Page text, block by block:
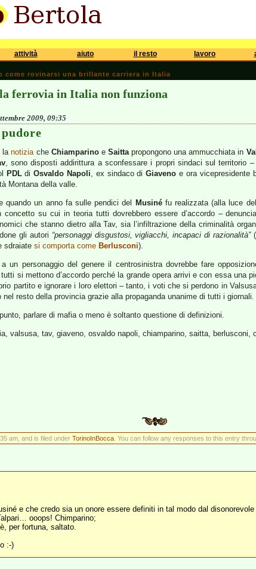
attività aiuto il resto lavoro
come rovinarsi una brillante carriera in Italia
ferrovia in Italia non funziona
2009, 09:35
pudore
lanotiziache Chiamparinoe Saittapropongono una ammucchiata in
, sono disposti addirittura a sconfessare i propri sindaci sul territorio
PDLdiOsvaldo Napoli, ex sindaco diGiaveno e ora vicepresidente
Montana della valle.
quando un anno fa sulle pendici del Musinéfu realizzata (alla luce
su cui in teoria tutti dovrebbero essere d’accordo –
che stanno dietro alla Tav, sia l’infiltrazione della criminalità
gli autori “personaggi disgustosi, vigliacchi, incapaci di razionalità”
sdraiate si comporta come Berlusconi).
a un personaggio del genere il centrosinistra dovrebbe fare
si mettono d’accordo perché la grande opera arrivi e con essa una
partito e ignorare i loro elettori – tanto, i voti che si perdono in
nel resto della provincia grazie alla propaganda unanime di tutti i giornali.
parlare di mafia o meno è soltanto questione di definizioni.
valsusa, tav, giaveno, osvaldo napoli, chiamparino, saitta, berlusconi,
am, and is filed under TorinoInBocca. You can follow any responses to this entry
e che credo sia un onore essere definiti in tal modo dal disonorevole
ooops! Chimparino;
per fortuna, saltato.
:-)